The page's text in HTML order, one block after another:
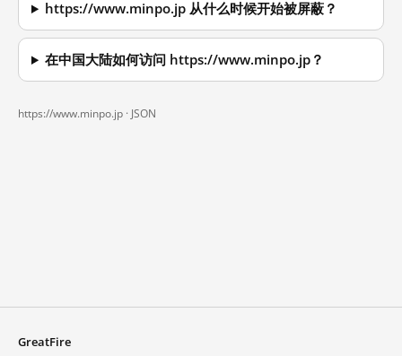
https://www.minpo.jp 从什么时候开始被屏蔽？
在中国大陆如何访问 https://www.minpo.jp？
https://www.minpo.jp · JSON
GreatFire